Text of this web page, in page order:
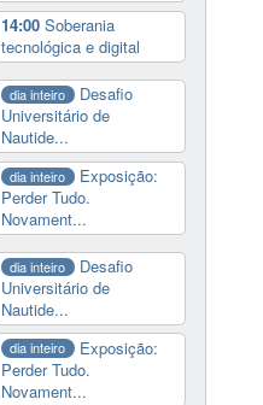
14:00 Soberania
tecnológica e digital
dia inteiro
Desafio
Universitário de
Nautide...
dia inteiro
Exposição:
Perder Tudo.
Novament...
dia inteiro
Desafio
Universitário de
Nautide...
dia inteiro
Exposição:
Perder Tudo.
Novament...